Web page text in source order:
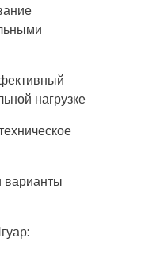
нагрузке
варианты